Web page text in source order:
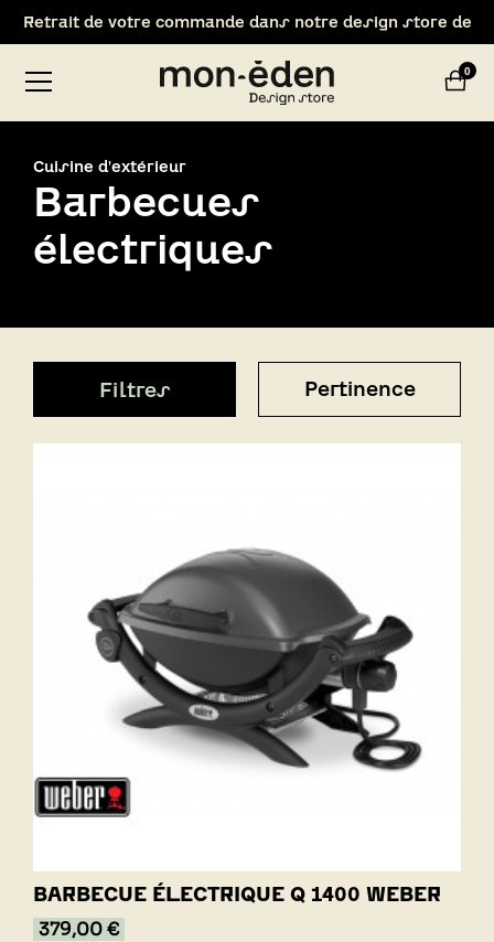
Cuisine d'extérieur
Barbecues
électriques
Filtres Pertinence
BARBECUE ÉLECTRIQUE Q 1400 WEBER
379,00 €
Retrait de votre commande dans notre design store de
Lyon-Brignais 0